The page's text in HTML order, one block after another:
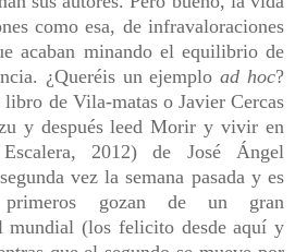
como esa, de infravaloraciones
acaban minando el equilibrio de
¿Queréis un ejempload hoc?
libro de Vila-matas o Javier Cercas
y después leed Morir y vivir en
2012) de José Ángel
vez la semana pasada y es
gozan de un gran
mundial (los felicito desde aquí y